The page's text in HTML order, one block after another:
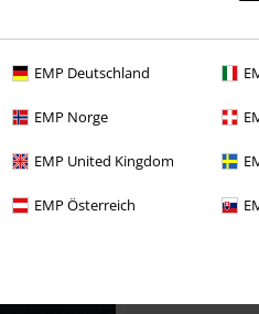
EMP Deutschland
EMP Norge
EMP United Kingdom
EMP Österreich